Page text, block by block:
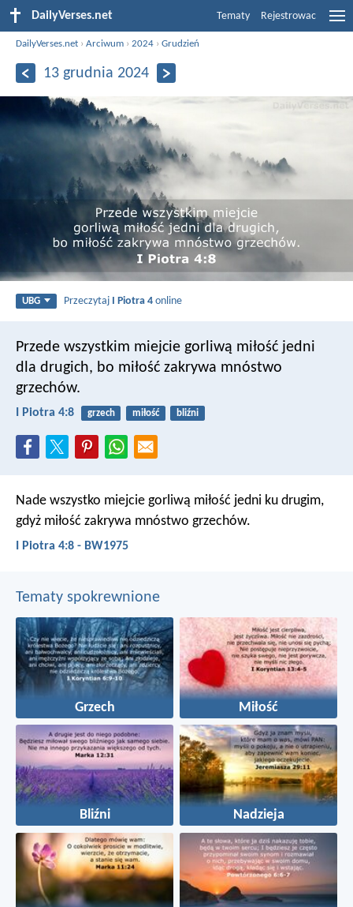
DailyVerses.net Tematy Rejestrowac
DailyVerses.net ›Arciwum ›2024 ›Grudzień
13 grudnia 2024
UBG Przeczytaj I Piotra 4 online
Przede wszystkim miejcie gorliwą miłość jedni
dla drugich, bo miłość zakrywa mnóstwo
grzechów.
I Piotra 4:8 grzech miłość bliźni
Nade wszystko miejcie gorliwą miłość jedni ku drugim,
gdyż miłość zakrywa mnóstwo grzechów.
I Piotra 4:8 - BW1975
Tematy spokrewnione
Grzech Miłość
Bliźni Nadzieja